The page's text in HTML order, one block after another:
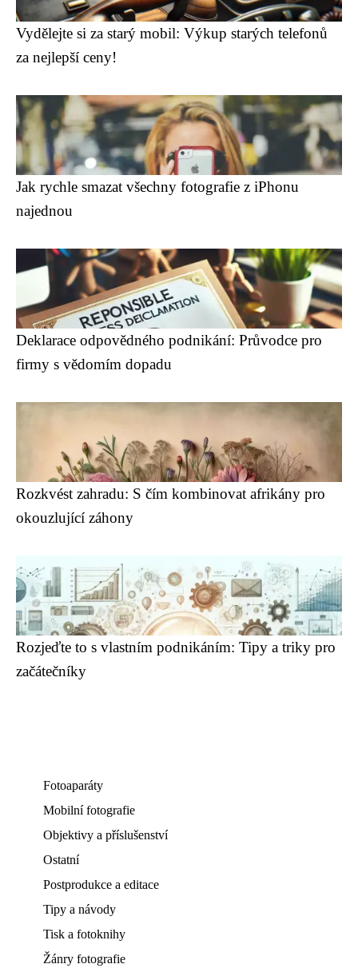
Vydělejte si za starý mobil: Výkup starých telefonů
za nejlepší ceny!
Jak rychle smazat všechny fotografie z iPhonu
najednou
Deklarace odpovědného podnikání: Průvodce pro
firmy s vědomím dopadu
Rozkvést zahradu: S čím kombinovat afrikány pro
okouzlující záhony
Rozjeďte to s vlastním podnikáním: Tipy a triky pro
začátečníky
Fotoaparáty
Mobilní fotografie
Objektivy a příslušenství
Ostatní
Postprodukce a editace
Tipy a návody
Tisk a fotoknihy
Žánry fotografie